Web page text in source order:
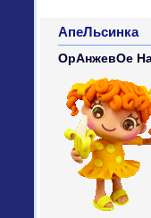
АпеЛьсинка
ОрАнжевОе